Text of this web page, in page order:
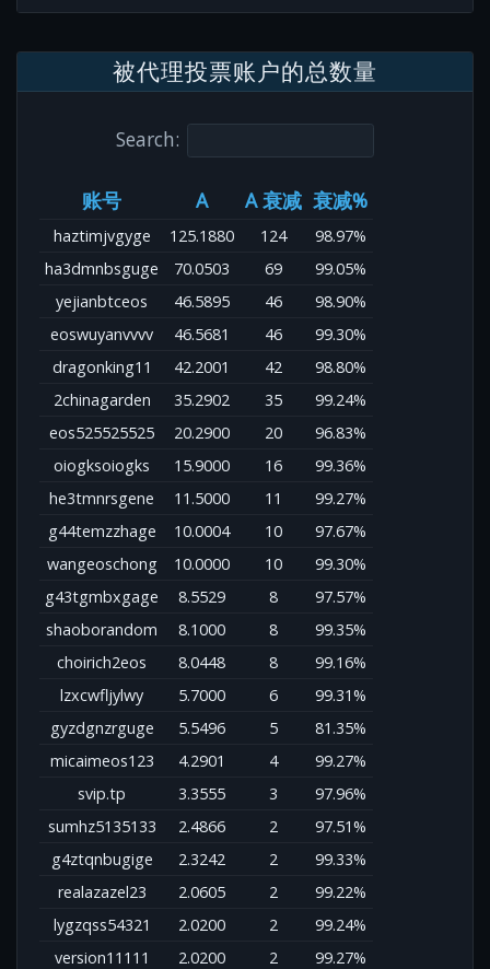
被代理投票账户的总数量
Search:
账号 A A 衰减 衰减%
haztimjvgyge 125.1880 124
98.97%
ha3dmnbsguge
70.0503 69
99.05%
yejianbtceos
46.5895 46
98.90%
eoswuyanvvvv
46.5681 46
99.30%
dragonking11
42.2001 42
98.80%
2chinagarden
35.2902 35
99.24%
eos525525525
20.2900 20
96.83%
oiogksoiogks
15.9000 16
99.36%
he3tmnrsgene
11.5000 11
99.27%
g44temzzhage
10.0004 10
97.67%
wangeoschong
10.0000 10
99.30%
g43tgmbxgage
8.5529 8
97.57%
shaoborandom
8.1000 8
99.35%
choirich2eos
8.0448 8
99.16%
lzxcwfljylwy
5.7000 6
99.31%
gyzdgnzrguge
5.5496 5
81.35%
micaimeos123
4.2901 4
99.27%
svip.tp
3.3555 3
97.96%
sumhz5135133
2.4866 2
97.51%
g4ztqnbugige
2.3242 2
99.33%
realazazel23
2.0605 2
99.22%
lygzqss54321
2.0200 2
99.24%
version11111
2.0200 2
99.27%